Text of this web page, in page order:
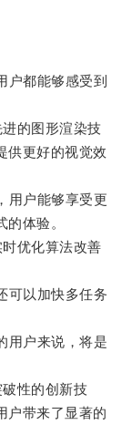
都能够感受到
的图形渲染技
供更好的视觉效
户能够享受更
体验。
优化算法改善
以加快多任务
户来说，将是
性的创新技
户带来了显著的